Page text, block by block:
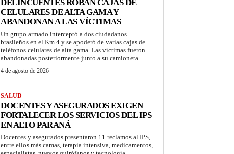
DELINCUENTES ROBAN CAJAS DE
CELULARES DE ALTA GAMA Y
ABANDONAN A LAS VÍCTIMAS
Un grupo armado interceptó a dos ciudadanos
brasileños en el Km 4 y se apoderó de varias cajas de
teléfonos celulares de alta gama. Las víctimas fueron
abandonadas posteriormente junto a su camioneta.
4 de agosto de 2026
SALUD
DOCENTES Y ASEGURADOS EXIGEN
FORTALECER LOS SERVICIOS DEL IPS
EN ALTO PARANÁ
Docentes y asegurados presentaron 11 reclamos al IPS,
entre ellos más camas, terapia intensiva, medicamentos,